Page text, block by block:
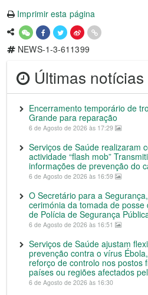
Imprimir esta página
NEWS-1-3-611399
Últimas notícias
Encerramento temporário de
Grande para reparação
6 de Agosto de 2026 às 17:29
Serviços de Saúde realizaram
actividade “flash mob”
informações de prevenção do
6 de Agosto de 2026 às 16:59
O Secretário para a
cerimónia da tomada de
de Polícia de Segurança
6 de Agosto de 2026 às 16:51
Serviços de Saúde ajustam
prevenção contra o vírus
reforço de controlo nos postos
países ou regiões afectados
6 de Agosto de 2026 às 16:30